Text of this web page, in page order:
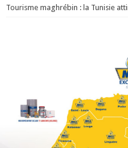
Tourisme maghrébin : la Tunisie